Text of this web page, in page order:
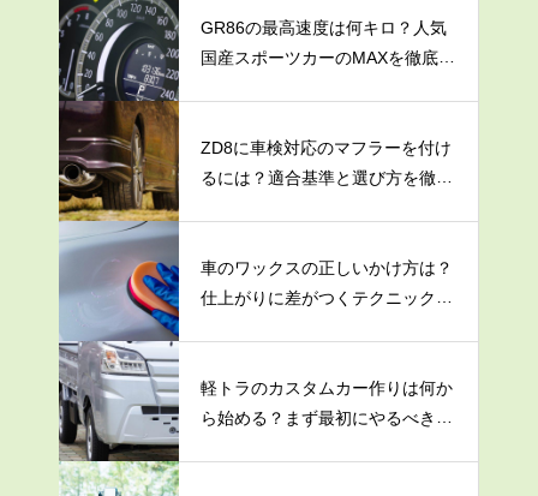
GR86の最高速度は何キロ？人気
国産スポーツカーのMAXを徹底調
ZD8に車検対応のマフラーを付け
るには？適合基準と選び方を徹底
車のワックスの正しいかけ方は？
仕上がりに差がつくテクニックを
軽トラのカスタムカー作りは何か
ら始める？まず最初にやるべき3